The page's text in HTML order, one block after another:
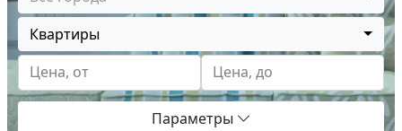
Квартиры
Цена, от
Цена, до
Параметры